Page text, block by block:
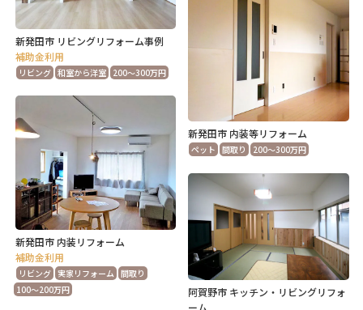
新発田市 リビングリフォーム事例
補助金利用
リビング 和室から洋室 200～300万円
新発田市 内装等リフォーム
ペット 間取り 200～300万円
新発田市 内装リフォーム
補助金利用
リビング 実家リフォーム 間取り
100～200万円
阿賀野市 キッチン・リビングリフォ